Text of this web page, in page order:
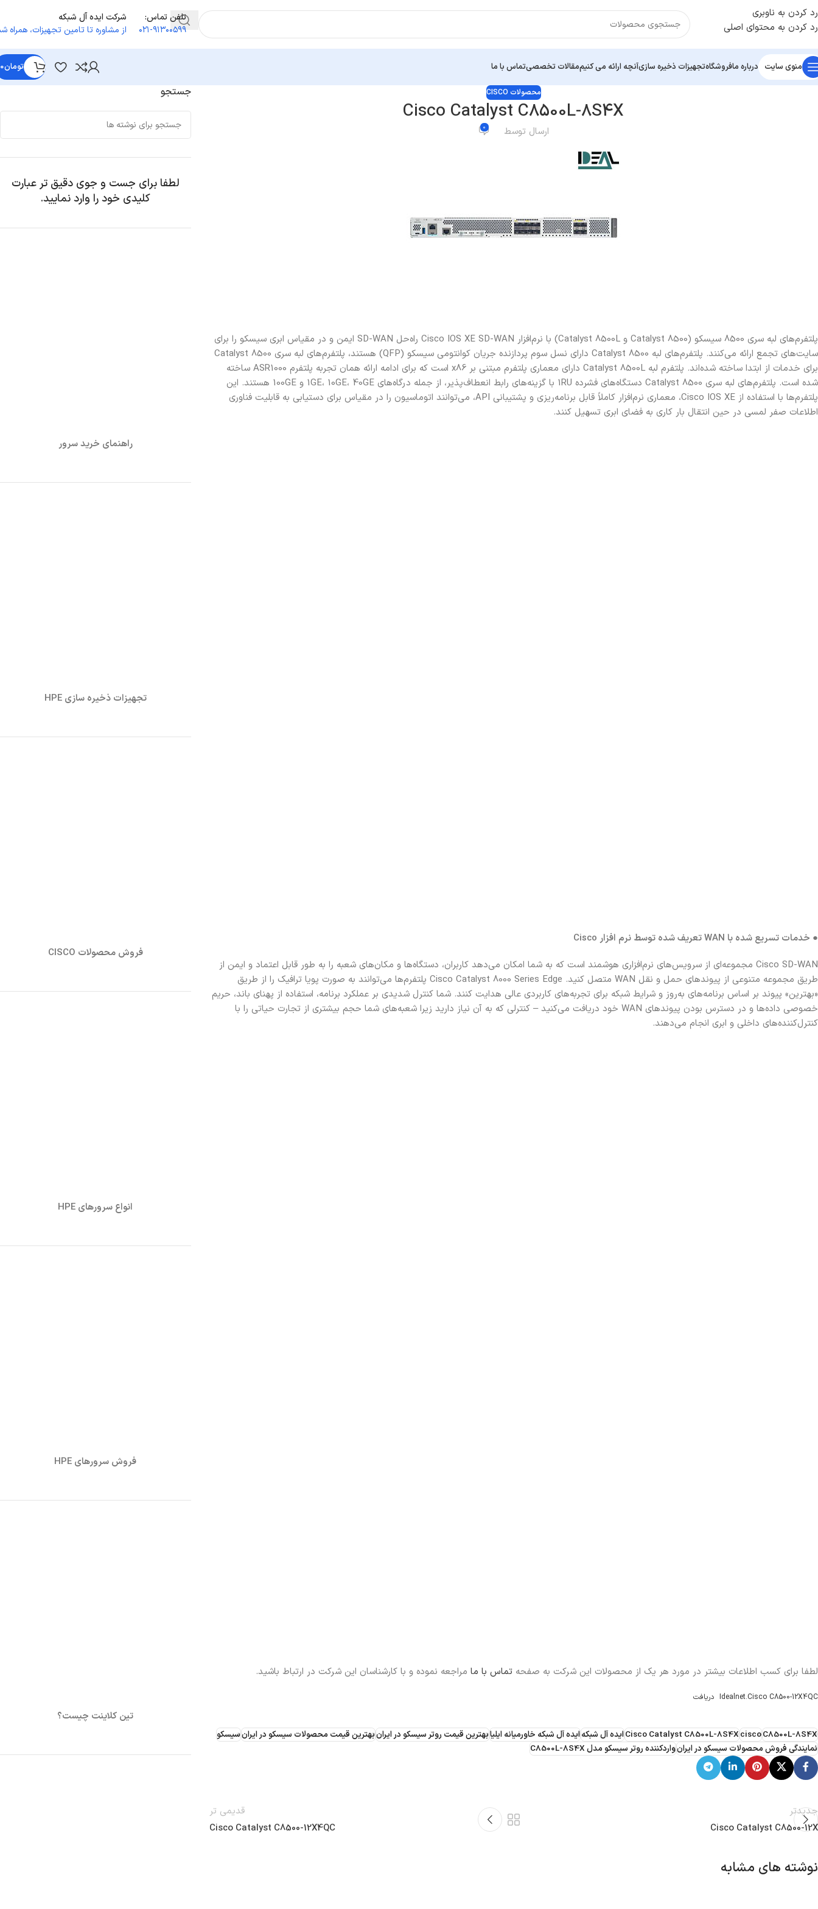
رد کردن به ناوبری
رد کردن به محتوای اصلی
تلفن تماس:
۰۲۱-۹۱۳۰۰۵۹۹
شرکت ایده آل شبکه
از مشاوره تا تامین تجهیزات، همراه
منوی سایت درباره مافروشگاهتجهیزات ذخیره سازیآنچه ارائه می کنیممقالات تخصصیتماس با ما تومان0
محصولات CISCO
Cisco Catalyst C8500L-8S4X
ارسال توسط 0
پلتفرم‌های لبه سری 8500 سیسکو (Catalyst 8500 و Catalyst 8500L) با نرم‌افزار Cisco IOS XE SD-WAN راه‌حل SD-WAN ایمن و در مقیاس ابری سیسکو را برای
سایت‌های تجمع ارائه می‌کنند. پلتفرم‌های لبه Catalyst 8500 دارای نسل سوم پردازنده جریان کوانتومی سیسکو (QFP) هستند، پلتفرم‌های لبه سری Catalyst 8500
برای خدمات از ابتدا ساخته شده‌اند. پلتفرم لبه Catalyst 8500L دارای معماری پلتفرم مبتنی بر x86 است که برای ادامه ارائه همان تجربه پلتفرم ASR1000 ساخته
شده است. پلتفرم‌های لبه سری Catalyst 8500 دستگاه‌های فشرده 1RU با گزینه‌های رابط انعطاف‌پذیر، از جمله درگاه‌های 1GE، 10GE، 40GE و 100GE هستند. این
پلتفرم‌ها با استفاده از Cisco IOS XE، معماری نرم‌افزار کاملاً قابل برنامه‌ریزی و پشتیبانی API، می‌توانند اتوماسیون را در مقیاس برای دستیابی به قابلیت فناوری
اطلاعات صفر لمسی در حین انتقال بار کاری به فضای ابری تسهیل کنند.
● خدمات تسریع شده با WAN تعریف شده توسط نرم افزار Cisco
Cisco SD-WAN مجموعه‌ای از سرویس‌های نرم‌افزاری هوشمند است که به شما امکان می‌دهد کاربران، دستگاه‌ها و مکان‌های شعبه را به طور قابل اعتماد و ایمن از
طریق مجموعه متنوعی از پیوندهای حمل و نقل WAN متصل کنید. Cisco Catalyst 8000 Series Edge پلتفرم‌ها می‌توانند به صورت پویا ترافیک را از طریق
«بهترین» پیوند بر اساس برنامه‌های به‌روز و شرایط شبکه برای تجربه‌های کاربردی عالی هدایت کنند. شما کنترل شدیدی بر عملکرد برنامه، استفاده از پهنای باند، حریم
خصوصی داده‌ها و در دسترس بودن پیوندهای WAN خود دریافت می‌کنید – کنترلی که به آن نیاز دارید زیرا شعبه‌های شما حجم بیشتری از تجارت حیاتی را با
کنترل‌کننده‌های داخلی و ابری انجام می‌دهند.
لطفا برای کسب اطلاعات بیشتر در مورد هر یک از محصولات این شرکت به صفحه تماس با ما مراجعه نموده و با کارشناسان این شرکت در ارتباط باشید.
Idealnet.Cisco C8500-12X4QC دریافت
C8500L-8S4X
cisco
Cisco Catalyst C8500L-8S4Xایده آل شبکهایده آل شبکه خاورمیانه ایلیابهترین قیمت روتر سیسکو در ایرانبهترین قیمت محصولات سیسکو در ایرانسیسکو
نمایندگی فروش محصولات سیسکو در ایرانواردکننده روتر سیسکو مدل C8500L-8S4X
جدیدتر
Cisco Catalyst C8500-12X
قدیمی تر
Cisco Catalyst C8500-12X4QC
نوشته های مشابه
جستجو
لطفا برای جست و جوی دقیق تر عبارت
کلیدی خود را وارد نمایید.
راهنمای خرید سرور
تجهیزات ذخیره سازی HPE
فروش محصولات CISCO
انواع سرورهای HPE
فروش سرورهای HPE
تین کلاینت چیست؟